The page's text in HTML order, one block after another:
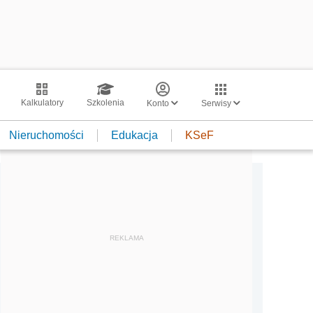
Kalkulatory Szkolenia Konto Serwisy
Nieruchomości Edukacja KSeF
REKLAMA